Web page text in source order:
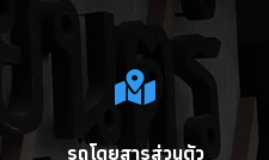
รถโดยสารส่วนตัว